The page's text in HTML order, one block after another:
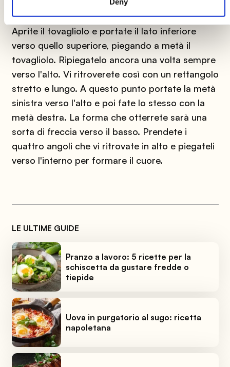
Aprite il tovagliolo e portate il lato inferiore
verso quello superiore, piegando a metà il
tovagliolo. Ripiegatelo ancora una volta sempre
verso l'alto. Vi ritroverete così con un rettangolo
stretto e lungo. A questo punto portate la metà
sinistra verso l'alto e poi fate lo stesso con la
metà destra. La forma che otterrete sarà una
sorta di freccia verso il basso. Prendete i
quattro angoli che vi ritrovate in alto e piegateli
verso l'interno per formare il cuore.
LE ULTIME GUIDE
Pranzo a lavoro: 5 ricette per la
schiscetta da gustare fredde o
tiepide
Uova in purgatorio al sugo: ricetta
napoletana